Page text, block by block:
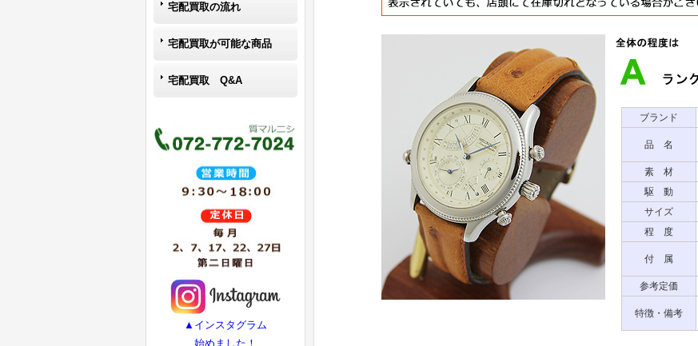
宅配買取の流れ
宅配買取が可能な商品
宅配買取 Q&A
▲インスタグラム
始めました！
ブランド
品 名
素 材
駆 動
サイズ
程 度
付 属
参考定価
特徴・備考